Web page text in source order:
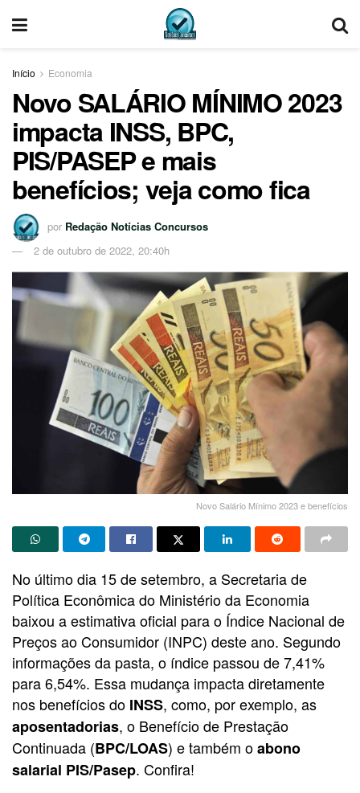
Início Economia
Novo SALÁRIO MÍNIMO 2023
impacta INSS, BPC,
PIS/PASEP e mais
benefícios; veja como fica
por Redação Notícias Concursos
2 de outubro de 2022, 20:40h
Novo Salário Mínimo 2023 e benefícios
No último dia 15 de setembro, a Secretaria de
Política Econômica do Ministério da Economia
baixou a estimativa oficial para o Índice Nacional de
Preços ao Consumidor (INPC) deste ano. Segundo
informações da pasta, o índice passou de 7,41%
para 6,54%. Essa mudança impacta diretamente
nos benefícios do INSS, como, por exemplo, as
aposentadorias, o Benefício de Prestação
Continuada (BPC/LOAS) e também oabono
salarial PIS/Pasep. Confira!